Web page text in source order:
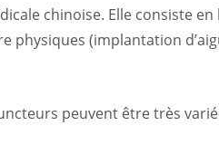
chinoise. Elle consiste
physiques (implantation
peuvent être très